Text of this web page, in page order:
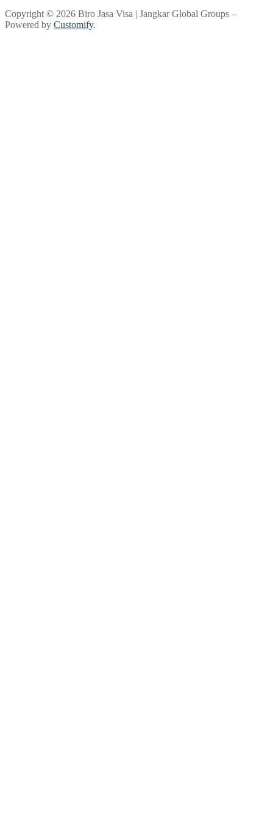
Copyright © 2026 Biro Jasa Visa | Jangkar Global Groups –
Powered by Customify.